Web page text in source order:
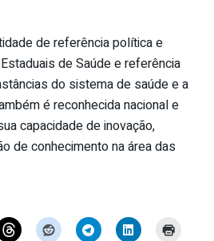
de referência política e
de Saúde e referência
do sistema de saúde e a
é reconhecida nacional e
capacidade de inovação,
de conhecimento na área das